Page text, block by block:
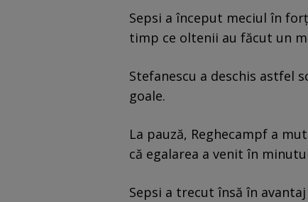
Sepsi a început meciul în
timp ce oltenii au făcut un
Stefanescu a deschis astfel
goale.
La pauză, Reghecampf a
că egalarea a venit în
Sepsi a trecut însă în